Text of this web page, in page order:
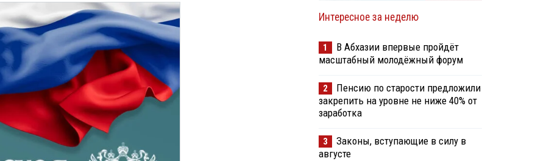
Интересное за неделю
1
В Абхазии впервые пройдёт
масштабный молодёжный форум
2
Пенсию по старости предложили
закрепить на уровне не ниже 40% от
заработка
3
Законы, вступающие в силу в
августе